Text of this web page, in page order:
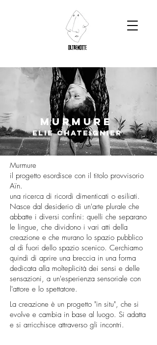
murmure
elie chateignier
Murmure
il progetto esordisce con il titolo provvisorio
Aïn.
una ricerca di ricordi dimenticati o esiliati.
Nasce dal desiderio di un'arte plurale che
abbatte i diversi confini: quelli che separano
le lingue, che dividono i vari atti della
creazione e che murano lo spazio pubblico
al di fuori dello spazio scenico. Cerchiamo
quindi di aprire una breccia in una forma
dedicata alla molteplicità dei sensi e delle
sensazioni, a un'esperienza sensoriale con
l'attore e lo spettatore.
La creazione è un progetto "in situ", che si
evolve e cambia in base al luogo. Si adatta
e si arricchisce attraverso gli incontri.